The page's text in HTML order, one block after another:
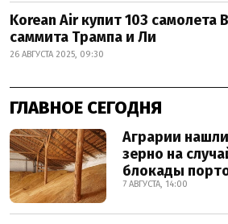
Korean Air купит 103 самолета
саммита Трампа и Ли
26 АВГУСТА 2025, 09:30
ГЛАВНОЕ СЕГОДНЯ
Аграрии
зерно на
блокады
7 АВГУСТА, 14:00